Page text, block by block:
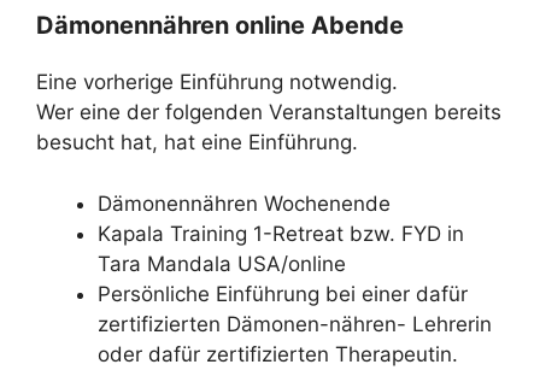
Dämonennähren online Abende
Eine vorherige Einführung notwendig.
Wer eine der folgenden Veranstaltungen bereits
besucht hat, hat eine Einführung.
Dämonennähren Wochenende
Kapala Training 1-Retreat bzw. FYD in
Tara Mandala USA/online
Persönliche Einführung bei einer dafür
zertifizierten Dämonen-nähren- Lehrerin
oder dafür zertifizierten Therapeutin.